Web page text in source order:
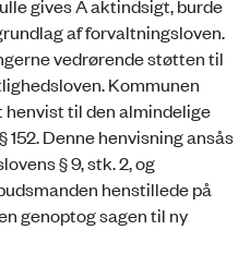
gives A aktindsigt, burde
af forvaltningsloven.
vedrørende støtten til
Kommunen
til den almindelige
Denne henvisning ansås
§ 9, stk. 2, og
henstillede på
genoptog sagen til ny